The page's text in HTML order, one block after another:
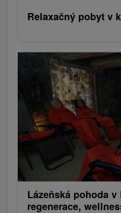
Relaxačný pobyt v
Lázeňská pohoda
regenerace,